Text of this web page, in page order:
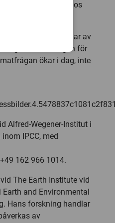
ännu bättre gehör hos
politiker i andra delar av
egna befolkningen för
ökar i dag, inte
Alfred-Wegener-Institut i
IPCC, med
162 966 1014.
The Earth Institute vid
and Environmental
Hans forskning handlar
av